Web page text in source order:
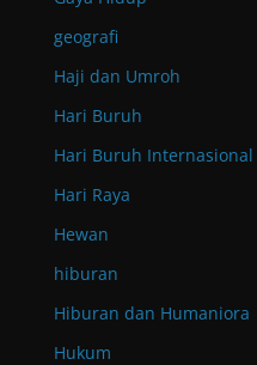
geografi
Haji dan Umroh
Hari Buruh
Hari Buruh Internasional
Hari Raya
Hewan
hiburan
Hiburan dan Humaniora
Hukum